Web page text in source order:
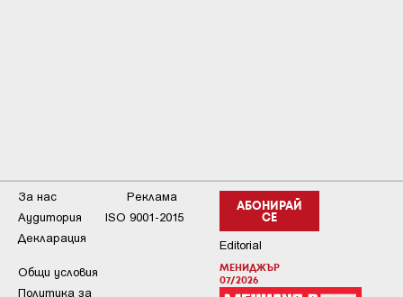
АБОНИРАЙ
СЕ
Editorial
МЕНИДЖЪР
07/2026
За нас
Реклама
Аудитория
ISO 9001-2015
Декларация
Общи условия
Пoлитикa зa